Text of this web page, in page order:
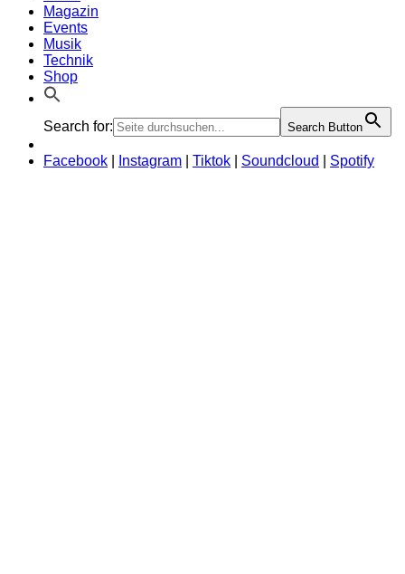
Magazin
Events
Musik
Technik
Shop
Search for: Search Button
Facebook Instagram Tiktok Soundcloud Spotify